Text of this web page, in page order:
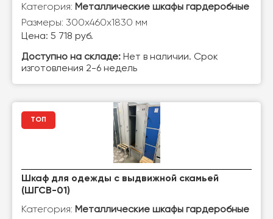
Категория: Металлические шкафы гардеробные
Размеры: 300х460х1830 мм
Цена: 5 718 руб.
Доступно на складе: Нет в наличии. Срок
изготовления 2-6 недель
ТОП
Шкаф для одежды с выдвижной скамьей
(ШГСВ-01)
Категория: Металлические шкафы гардеробные